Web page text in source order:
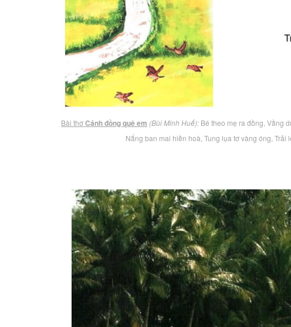
Bài thơCánh đồng quê em (Bùi Minh Huế): Bé theo mẹ ra đồng, Vầng
Nắng ban mai hiền hoà, Tung lụa tơ vàng óng,